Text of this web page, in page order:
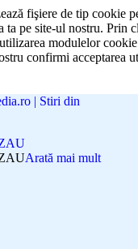
fişiere de tip cookie
ta pe site-ul nostru. Prin
modulelor
confirmi acceptarea
Arată mai mult